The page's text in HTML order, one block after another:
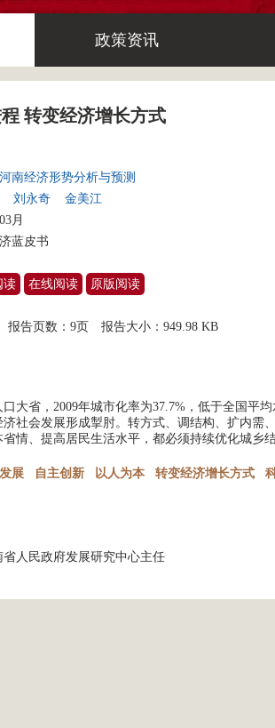
政策资讯
转变经济增长方式
南经济形势分析与预测
刘永奇
金美江
月
蓝皮书
读 在线阅读 原版阅读
报告页数：9页 报告大小： 949.98 KB
大省，2009年城市化率为37.7%，低于全国平
济社会发展形成掣肘。转方式、调结构、扩内需
情、提高居民生活水平，都必须持续优化城乡
展 自主创新 以人为本 转变经济增长方式
省人民政府发展研究中心主任